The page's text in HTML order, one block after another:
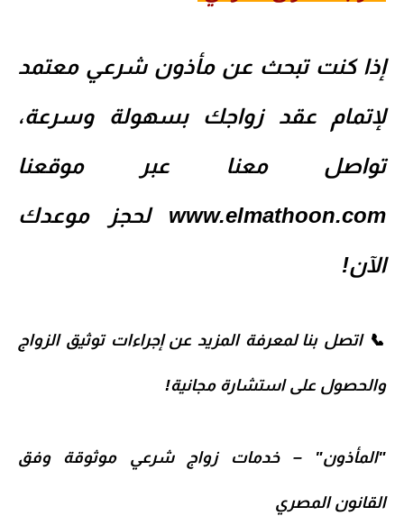
إذا كنت تبحث عنمأذون شرعي معتمد
لإتمام عقد زواجك بسهولة وسرعة،
تواصل معنا عبر موقعنا
www.elmathoon.com لحجز موعدك
الآن!
📞اتصل بنا لمعرفة المزيد عن إجراءات توثيق الزواج
والحصول على استشارة مجانية!
"المأذون" – خدمات زواج شرعي موثوقة وفق
القانون المصري